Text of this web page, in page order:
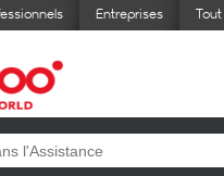
Entreprises